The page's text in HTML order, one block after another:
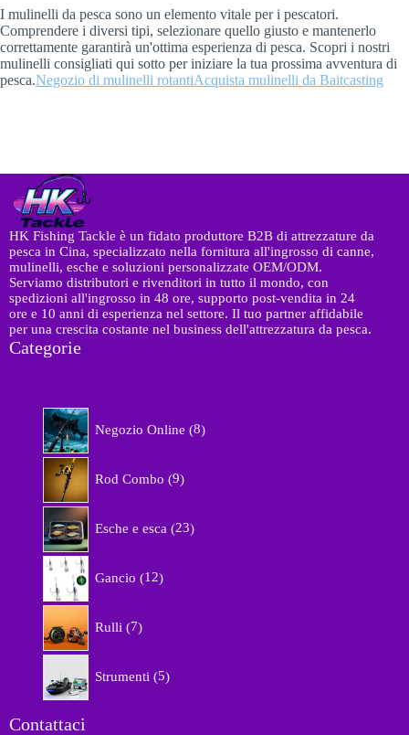
I mulinelli da pesca sono un elemento vitale per i pescatori.
Comprendere i diversi tipi, selezionare quello giusto e mantenerlo
correttamente garantirà un'ottima esperienza di pesca. Scopri i nostri
mulinelli consigliati qui sotto per iniziare la tua prossima avventura di
pesca.Negozio di mulinelli rotantiAcquista mulinelli da Baitcasting
HK Fishing Tackle è un fidato produttore B2B di attrezzature da
pesca in Cina, specializzato nella fornitura all'ingrosso di canne,
mulinelli, esche e soluzioni personalizzate OEM/ODM.
Serviamo distributori e rivenditori in tutto il mondo, con
spedizioni all'ingrosso in 48 ore, supporto post-vendita in 24
ore e 10 anni di esperienza nel settore. Il tuo partner affidabile
per una crescita costante nel business dell'attrezzatura da pesca.
Categorie
Negozio Online 8p
Rod Combo 9p
o
Esche e esca 233
Gancio 122
o
Rulli 7p
o
Strumenti 5p
Contattaci